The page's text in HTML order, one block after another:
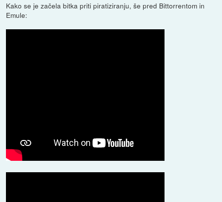
Kako se je začela bitka priti piratiziranju, še pred Bittorrentom in
Emule: